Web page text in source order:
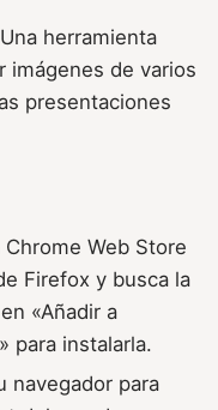
herramienta
imágenes de varios
presentaciones
Chrome Web Store
Firefox y busca la
«Añadir a
para instalarla.
navegador para